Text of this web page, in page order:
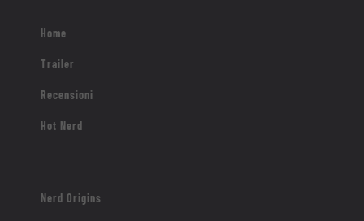
Home
Trailer
Recensioni
Hot Nerd
Nerd Origins